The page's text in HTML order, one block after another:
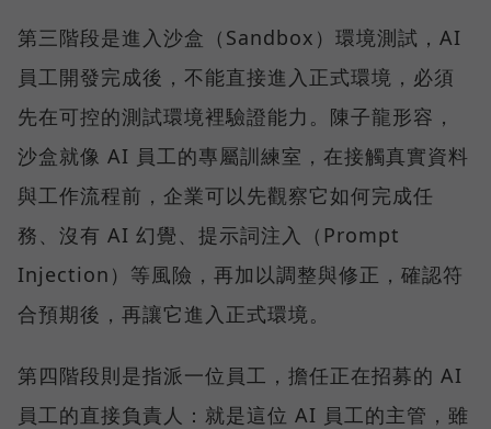
第三階段是進入沙盒（Sandbox）環境測試，AI
員工開發完成後，不能直接進入正式環境，必須
先在可控的測試環境裡驗證能力。陳子龍形容，
沙盒就像 AI 員工的專屬訓練室，在接觸真實資料
與工作流程前，企業可以先觀察它如何完成任
務、沒有 AI 幻覺、提示詞注入（Prompt
Injection）等風險，再加以調整與修正，確認符
合預期後，再讓它進入正式環境。
第四階段則是指派一位員工，擔任正在招募的 AI
員工的直接負責人：就是這位 AI 員工的主管，雖